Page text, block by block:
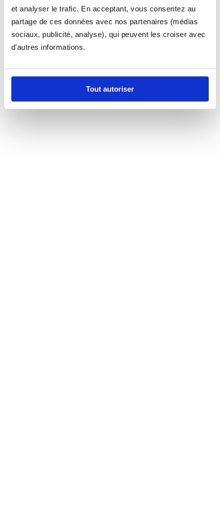
et analyser le trafic. En acceptant, vous consentez au
partage de ces données avec nos partenaires (médias
sociaux, publicité, analyse), qui peuvent les croiser avec
d'autres informations.
Tout autoriser